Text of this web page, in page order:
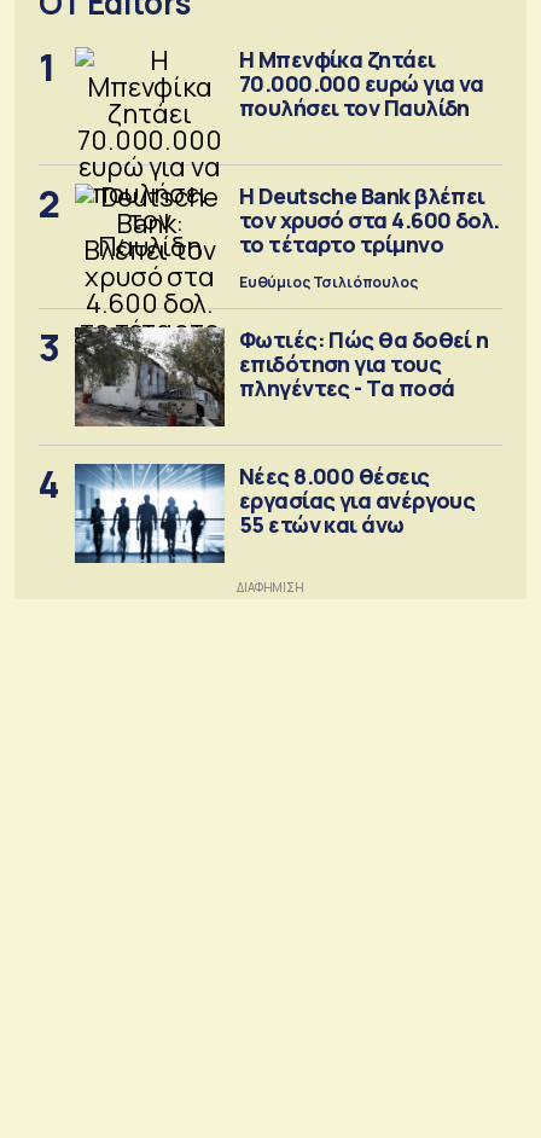
1
Η Μπενφίκα ζητάει
70.000.000 ευρώ για να
πουλήσει τον Παυλίδη
2
Η Deutsche Bank βλέπει
τον χρυσό στα 4.600 δολ.
το τέταρτο τρίμηνο
Ευθύμιος Τσιλιόπουλος
3
Φωτιές: Πώς θα δοθεί η
επιδότηση για τους
πληγέντες - Τα ποσά
4
Νέες 8.000 θέσεις
εργασίας για ανέργους
55 ετών και άνω